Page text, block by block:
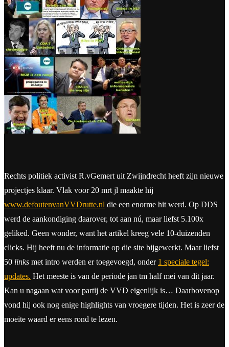
Rechts politiek activist R.vGemert uit Zwijndrecht heeft zijn nieuwe
projectjes klaar. Vlak voor 20 mrt jl maakte hij
www.defoutenvanVVDrutte.nl die een enorme hit werd. Op DDS
werd de aankondiging daarover, tot aan nú, maar liefst 5.100x
geliked. Geen wonder, want het artikel kreeg vele 10-duizenden
clicks. Hij heeft nu de informatie op die site bijgewerkt. Maar liefst
50 links met intro werden er toegevoegd, onder 1 speciale tegel:
updates. Het meeste is van de periode jan tm half mei van dit jaar.
Kan u nagaan wat voor partij de VVD eigenlijk is… Daarbovenop
vond hij ook nog enige highlights van vroegere tijden. Het is zeer de
moeite waard er eens rond te lezen.